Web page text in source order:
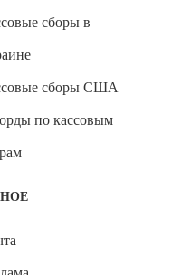
сборы в
сборы США
по кассовым